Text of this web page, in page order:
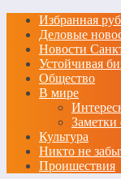
Избранная
Деловые
Новости
Устойчивая
Общество
В мире
Культура
Никто не
Проишествия